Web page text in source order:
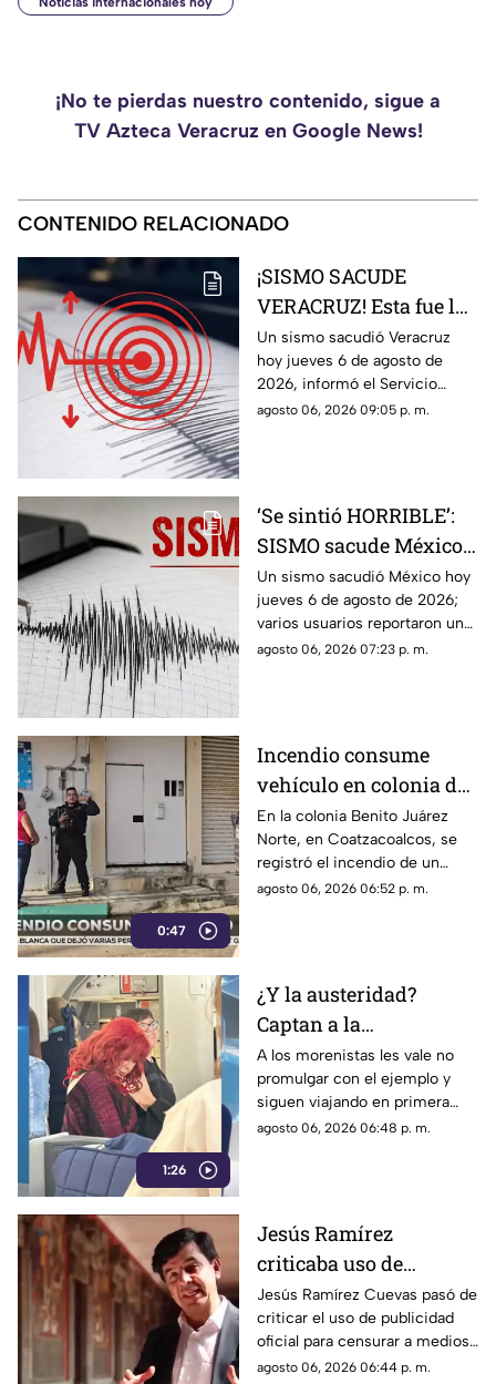
¡No te pierdas nuestro contenido, sigue a
TV Azteca Veracruz en Google News!
CONTENIDO RELACIONADO
¡SISMO SACUDE
VERACRUZ! Esta fue la
magnitud de la
sacudida hoy 6 de
agosto de 2026
Un sismo sacudió Veracruz
hoy jueves 6 de agosto de
2026, informó el Servicio
Sismológico Nacional.
agosto 06, 2026 09:05 p. m.
‘Se sintió HORRIBLE’:
SISMO sacude México
hoy 6 de agosto de 2026
¿Cuál fue la magnitud?
Un sismo sacudió México hoy
jueves 6 de agosto de 2026;
varios usuarios reportaron una
percepción fuerte y “horrible”.
agosto 06, 2026 07:23 p. m.
0:47
Incendio consume
vehículo en colonia de
Coatzacoalcos (+VIDEO)
En la colonia Benito Juárez
Norte, en Coatzacoalcos, se
registró el incendio de un
vehículo, lo que movilizó a
agosto 06, 2026 06:52 p. m.
1:26
¿Y la austeridad?
Captan a la
gobernadora Layda
Sansores viajando en
primera clase a Madrid
A los morenistas les vale no
promulgar con el ejemplo y
siguen viajando en primera
clase a otros países.
agosto 06, 2026 06:48 p. m.
Jesús Ramírez
criticaba uso de
publicidad oficial para
censurar a medios, hoy
es pieza clave en
Jesús Ramírez Cuevas pasó de
criticar el uso de publicidad
oficial para censurar a medios
de comunicación, a ser pieza
agosto 06, 2026 06:44 p. m.